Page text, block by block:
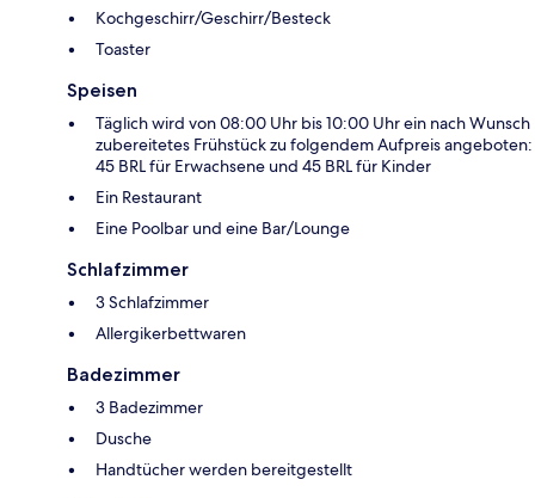
Kochgeschirr/Geschirr/Besteck
Toaster
Speisen
Täglich wird von 08:00 Uhr bis 10:00 Uhr ein nach Wunsch
zubereitetes Frühstück zu folgendem Aufpreis angeboten:
45 BRL für Erwachsene und 45 BRL für Kinder
Ein Restaurant
Eine Poolbar und eine Bar/Lounge
Schlafzimmer
3 Schlafzimmer
Allergikerbettwaren
Badezimmer
3 Badezimmer
Dusche
Handtücher werden bereitgestellt